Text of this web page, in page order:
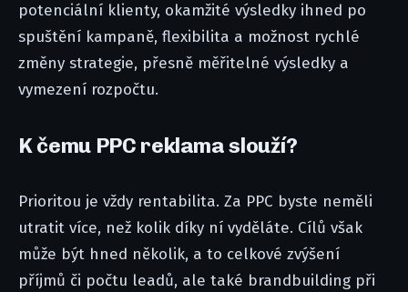
potenciální klienty, okamžité výsledky ihned po
spuštění kampaně, flexibilita a možnost rychlé
změny strategie, přesně měřitelné výsledky a
vymezení rozpočtu.
K čemu PPC reklama slouží?
Prioritou je vždy rentabilita. Za PPC byste neměli
utratit více, než kolik díky ní vyděláte. Cílů však
může být hned několik, a to celkové zvýšení
příjmů či počtu leadů, ale také brandbuilding při